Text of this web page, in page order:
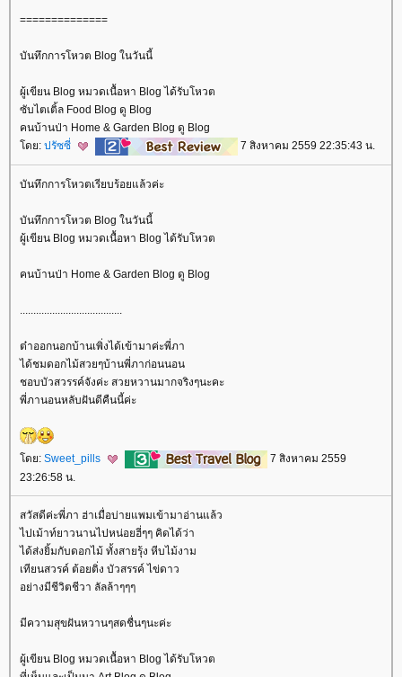
==============
บันทึกการโหวต Blog ในวันนี้
ผู้เขียน Blog หมวดเนื้อหา Blog ได้รับโหวต
ซับไตเติ้ล Food Blog ดู Blog
คนบ้านป่า Home & Garden Blog ดู Blog
ดย: ปรัซซี่ 7 สิงหาคม 2559 22:35:43 น.
บันทึกการโหวตเรียบร้อยแล้วค่ะ
บันทึกการโหวต Blog ในวันนี้
ผู้เขียน Blog หมวดเนื้อหา Blog ได้รับโหวต
คนบ้านป่า Home & Garden Blog ดู Blog
......................................
ต๋าออกนอกบ้านเพิ่งได้เข้ามาค่ะพี่ภา
ได้ชมดอกไม้สวยๆบ้านพี่ภาก่อนนอน
ชอบบัวสวรรค์จังค่ะ สวยหวานมากจริงๆนะคะ
พี่ภานอนหลับฝันดีคืนนี้ค่ะ
ดย: Sweet_pills
7 สิงหาคม 2559
23:26:58 น.
สวัสดีค่ะพี่ภา ฮ่าเมื่อบ่ายแพมเข้ามาอ่านแล้ว
ไปเม้าท์ยาวนานไปหน่อยฮี่ๆๆ คิดได้ว่า
ได้ส่งยิ้มกับดอกไม้ ทั้งสายรุ้ง หีบไม้งาม
เทียนสวรค์ ต้อยติ่ง บัวสรรค์ ไข่ดาว
อย่างมีชีวิตชีวา ลัลล้าๆๆๆ
มีความสุขฝันหวานๆสดชื่นๆนะค่ะ
ผู้เขียน Blog หมวดเนื้อหา Blog ได้รับโหวต